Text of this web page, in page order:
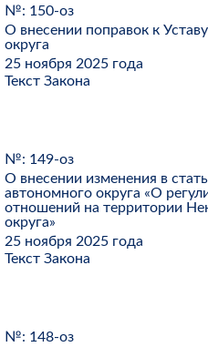
№: 150-оз
О внесении поправок к
округа
25 ноября 2025 года
Текст Закона
№: 149-оз
О внесении изменения в
автономного округа «О
отношений на территории
округа»
25 ноября 2025 года
Текст Закона
№: 148-оз